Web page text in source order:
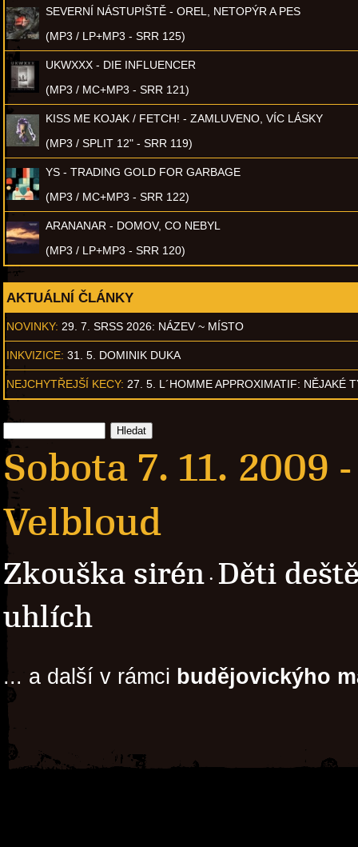
SEVERNÍ NÁSTUPIŠTĚ - OREL, NETOPÝR A PES
(MP3 / LP+MP3 - SRR 125)
UKWXXX - DIE INFLUENCER
(MP3 / MC+MP3 - SRR 121)
KISS ME KOJAK / FETCH! - ZAMLUVENO, VÍC LÁSKY
(MP3 / SPLIT 12" - SRR 119)
YS - TRADING GOLD FOR GARBAGE
(MP3 / MC+MP3 - SRR 122)
ARANANAR - DOMOV, CO NEBYL
(MP3 / LP+MP3 - SRR 120)
AKTUÁLNÍ ČLÁNKY
NOVINKY: 29. 7. SRSS 2026: NÁZEV ~ MÍSTO
INKVIZICE: 31. 5. DOMINIK DUKA
NEJCHYTŘEJŠÍ KECY: 27. 5. L´HOMME APPROXIMATIF: NĚJAKÉ
Sobota 7. 11. 2009
Velbloud
Zkouška sirén · Děti
uhlích
... a další v rámci budějovickýho